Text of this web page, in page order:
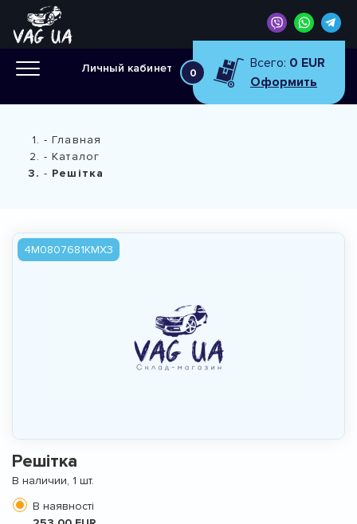
Личный кабинет 0
Всего: 0 EUR
Оформить
Главная
Каталог
Решітка
4M0807681KMX3
Решітка
В наличии, 1 шт.
В наявності